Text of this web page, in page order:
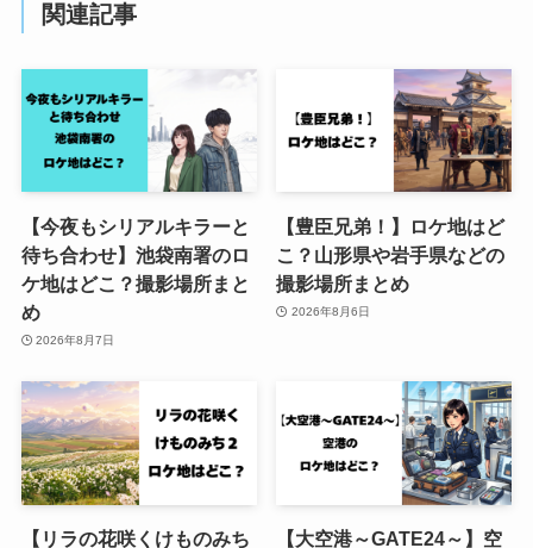
関連記事
【今夜もシリアルキラーと
待ち合わせ】池袋南署のロ
ケ地はどこ？撮影場所まと
め
2026年8月7日
【豊臣兄弟！】ロケ地はど
こ？山形県や岩手県などの
撮影場所まとめ
2026年8月6日
【リラの花咲くけものみち
【大空港～GATE24～】空